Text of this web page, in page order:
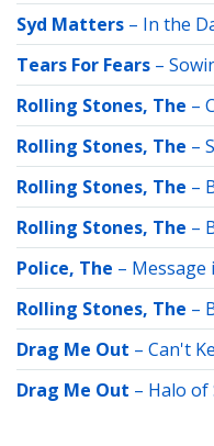
Syd Matters – In the
Tears For Fears –
Rolling Stones, The –
Rolling Stones, The –
Rolling Stones, The –
Rolling Stones, The –
Police, The – Message
Rolling Stones, The –
Drag Me Out – Can't
Drag Me Out – Halo of